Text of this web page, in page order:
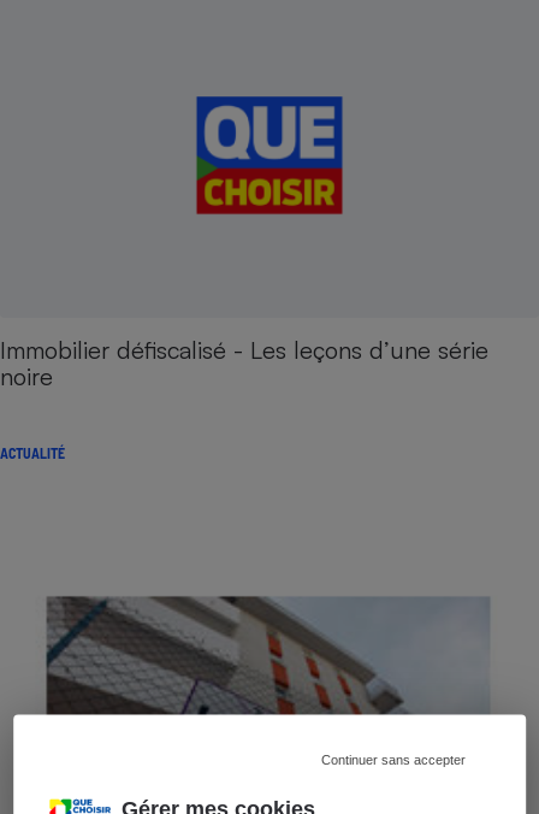
Continuer sans accepter
Immobilier défiscalisé - Les leçons d’une série
noire
ACTUALITÉ